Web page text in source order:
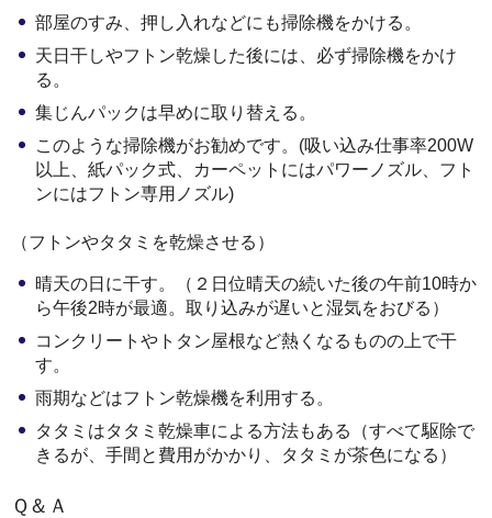
部屋のすみ、押し入れなどにも掃除機をかける。
天日干しやフトン乾燥した後には、必ず掃除機をかけ
る。
集じんパックは早めに取り替える。
このような掃除機がお勧めです。(吸い込み仕事率200W
以上、紙パック式、カーペットにはパワーノズル、フト
ンにはフトン専用ノズル)
（フトンやタタミを乾燥させる）
晴天の日に干す。（２日位晴天の続いた後の午前10時か
ら午後2時が最適。取り込みが遅いと湿気をおびる）
コンクリートやトタン屋根など熱くなるものの上で干
す。
雨期などはフトン乾燥機を利用する。
タタミはタタミ乾燥車による方法もある（すべて駆除で
きるが、手間と費用がかかり、タタミが茶色になる）
Ｑ＆Ａ